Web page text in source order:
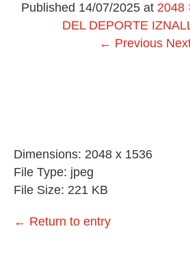
Published 14/07/2025at 2048
DEL DEPORTE
← Previous
Dimensions: 2048 x 1536
File Type: jpeg
File Size: 221 KB
← Return to entry